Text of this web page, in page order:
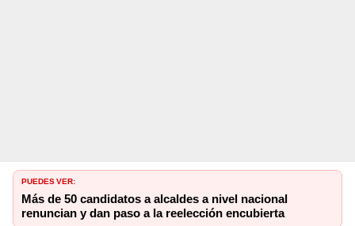
PUEDES VER:
Más de 50 candidatos a alcaldes a nivel nacional
renuncian y dan paso a la reelección encubierta